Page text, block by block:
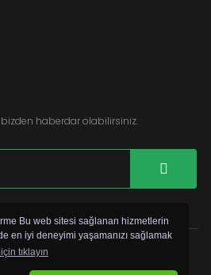
Bu web sitesi sağlanan hizmetlerin
en iyi deneyimi yaşamanızı sağlamak
tıklayın
haberdar olabilirsiniz.
Hazır Site Pro by